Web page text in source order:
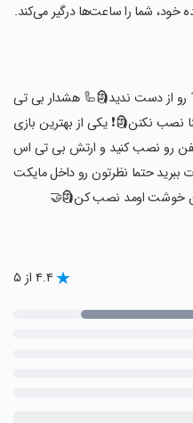
خود، شما را ساعت‌ها درگیر می‌کند.
سگیما های گودرتمند انقلاب کاکا سنگی1 رو از دست ندید🗿🦾 هشدار بی تی
نصب نکنن🗿❗ یکی از بهترین بازی
رو نصب کنید و ارتش بی تی اس
ببرید حتما نظرتون رو داخل مایکت
خوشت اومد نصب کن🗿🤝
۴.۴ از ۵